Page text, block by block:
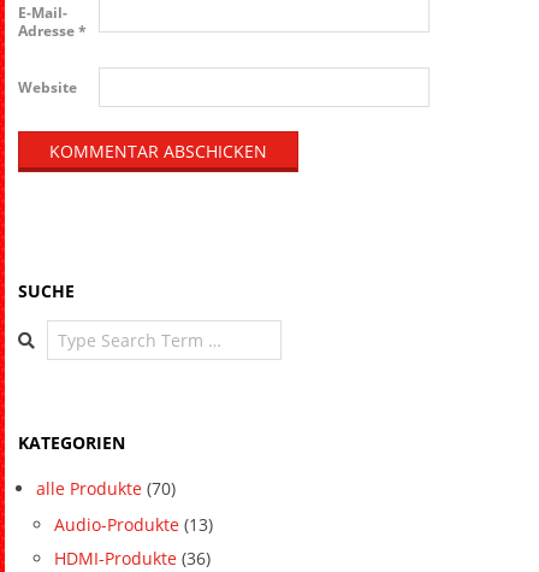
E-Mail-
Adresse*
Website
SUCHE
Search
KATEGORIEN
alle Produkte (70)
Audio-Produkte (13)
HDMI-Produkte (36)